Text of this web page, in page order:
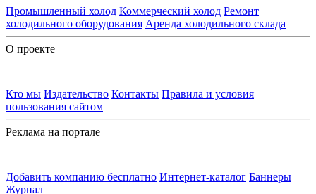
Промышленный холод Коммерческий холод Ремонт
холодильного оборудования Аренда холодильного склада
О проекте
Кто мы Издательство Контакты Правила и условия
пользования сайтом
Реклама на портале
Добавить компанию бесплатно Интернет-каталог Баннеры
Журнал